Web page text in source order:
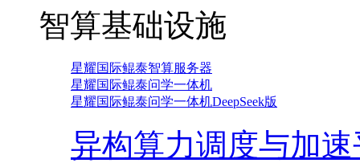
智算基础设施
星耀国际鲲泰智算服务器
星耀国际鲲泰问学一体机
星耀国际鲲泰问学一体机DeepSeek版
异构算力调度与加